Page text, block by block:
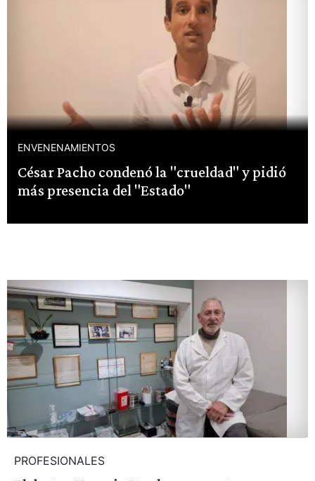
ENVENENAMIENTOS
César Pacho condenó la "crueldad" y pidió
más presencia del "Estado"
PROFESIONALES